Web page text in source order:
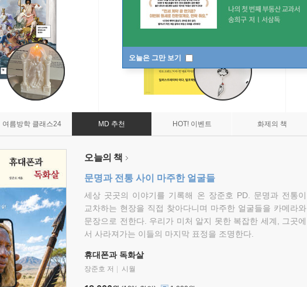
오늘은 그만 보기
여름방학 클래스24 MD 추천 HOT! 이벤트 화제의 책
오늘의 책
문명과 전통 사이 마주한 얼굴들
세상 곳곳의 이야기를 기록해 온 장준호 PD. 문명과 전통이
교차하는 현장을 직접 찾아다니며 마주한 얼굴들을 카메라와
문장으로 전한다. 우리가 미처 알지 못한 복잡한 세계, 그곳에
서 사라져가는 이들의 마지막 표정을 조명한다.
휴대폰과 독화살
장준호 저 시월